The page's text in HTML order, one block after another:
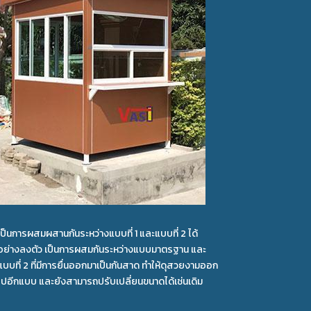
นการผสมผสานกันระหว่างแบบที่ 1 และแบบที่ 2 ได้
างลงตัว เป็นการผสมกันระหว่างแบบมาตรฐาน และ
บบที่ 2 ที่มีการยื่นออกมาเป็นกันสาด ทำให้ดุสวยงามออก
อีกแบบ และยังสามารถปรับเปลี่ยนขนาดได้เช่นเดิม